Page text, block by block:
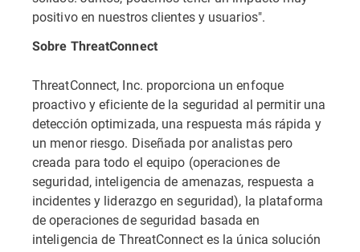
positivo en nuestros clientes y usuarios".
Sobre ThreatConnect
ThreatConnect, Inc. proporciona un enfoque
proactivo y eficiente de la seguridad al permitir una
detección optimizada, una respuesta más rápida y
un menor riesgo. Diseñada por analistas pero
creada para todo el equipo (operaciones de
seguridad, inteligencia de amenazas, respuesta a
incidentes y liderazgo en seguridad), la plataforma
de operaciones de seguridad basada en
inteligencia de ThreatConnect es la única solución